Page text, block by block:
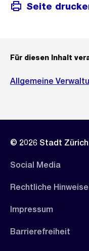
Seite
Für diesen Inhalt
Allgemeine
© 2026 Stadt Zürich
Social Media
Rechtliche Hinweise
Impressum
Barrierefreiheit